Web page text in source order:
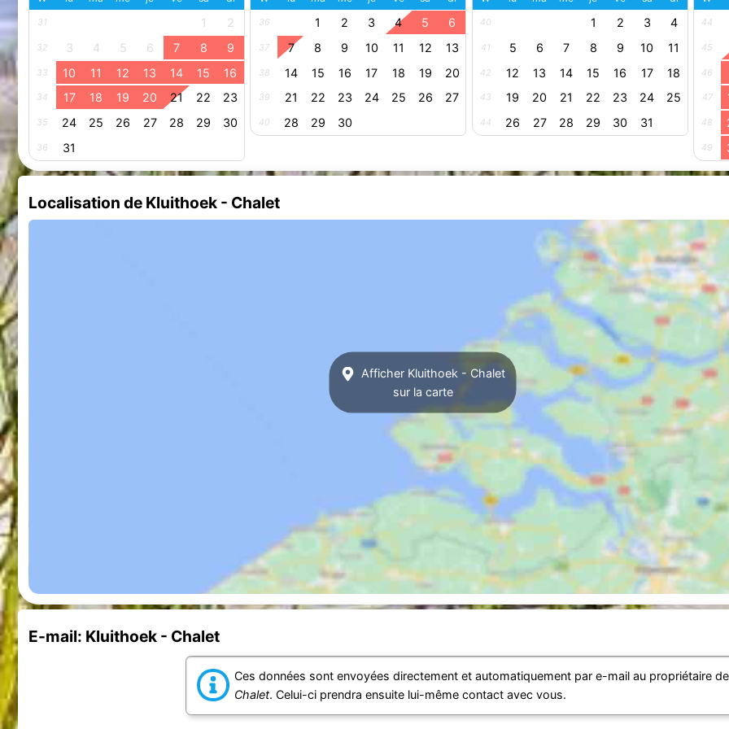
31 1 2
32 3 4 5 6 7 8 9
33 10 11 12 13 14 15 16
34 17 18 19 20 21 22 23
35 24 25 26 27 28 29 30
36 31
36 1 2 3 4 5 6
37 7 8 9 10 11 12 13
38 14 15 16 17 18 19 20
39 21 22 23 24 25 26 27
40 28 29 30
40 1 2 3 4
41 5 6 7 8 9 10 11
42 12 13 14 15 16 17 18
43 19 20 21 22 23 24 25
44 26 27 28 29 30 31
44
45
46
47
48
49
Localisation de Kluithoek - Chalet
Afficher Kluithoek - Chalet
sur la carte
E-mail: Kluithoek - Chalet
Ces données sont envoyées directement et automatiquement par e-mail au propriétaire de
Chalet. Celui-ci prendra ensuite lui-même contact avec vous.